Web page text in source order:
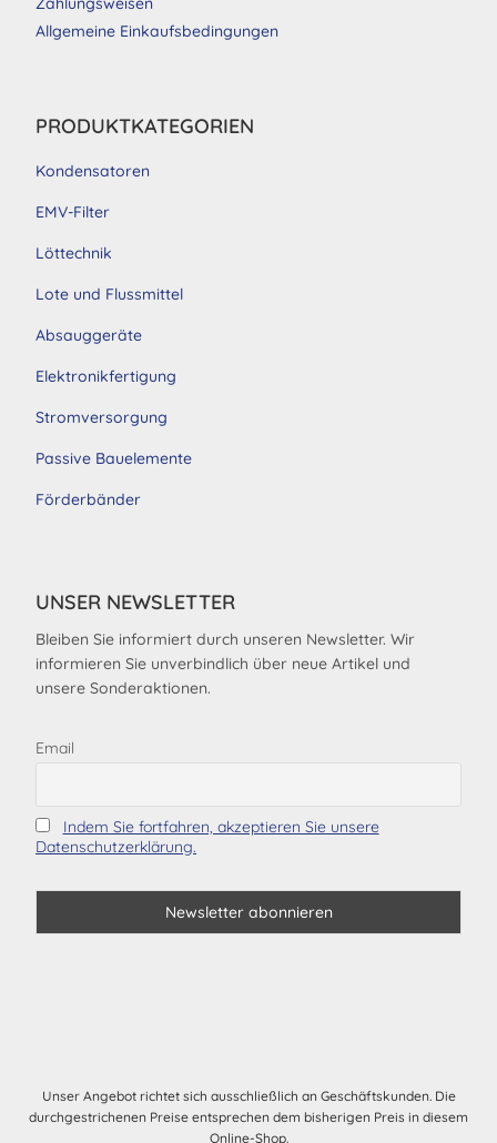
Allgemeine Einkaufsbedingungen
PRODUKTKATEGORIEN
Kondensatoren
EMV-Filter
Löttechnik
Lote und Flussmittel
Absauggeräte
Elektronikfertigung
Stromversorgung
Passive Bauelemente
Förderbänder
UNSER NEWSLETTER
Bleiben Sie informiert durch unseren Newsletter. Wir
informieren Sie unverbindlich über neue Artikel und
unsere Sonderaktionen.
Email
Indem Sie fortfahren, akzeptieren Sie unsere
Datenschutzerklärung.
Unser Angebot richtet sich ausschließlich an Geschäftskunden. Die
durchgestrichenen Preise entsprechen dem bisherigen Preis in diesem
Online-Shop.